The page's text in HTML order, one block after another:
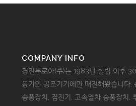
COMPANY INFO
경진부로아(주)는 1983년 설립 이후
풍기와 공조기기에만 매진해왔습니다.
송풍장치, 집진기, 고속열차 송풍장치,